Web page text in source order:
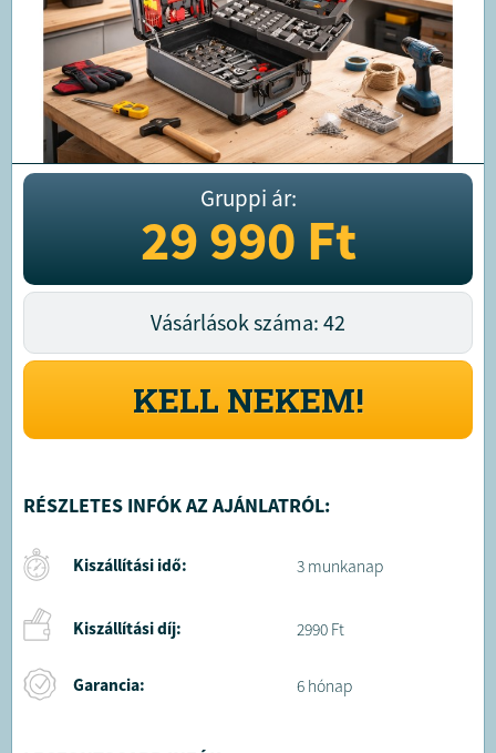
Gruppi ár:
29 990Ft
Vásárlások száma: 42
KELL NEKEM!
RÉSZLETES INFÓK AZ AJÁNLATRÓL:
Kiszállítási idő: 3 munkanap
Kiszállítási díj: 2990 Ft
Garancia: 6 hónap